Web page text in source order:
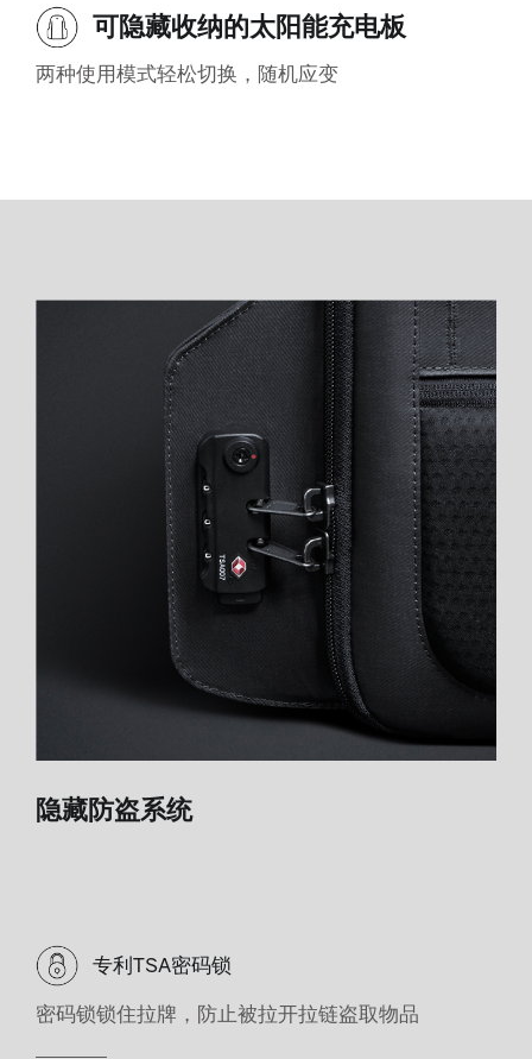
可隐藏收纳的太阳能充电板
两种使用模式轻松切换，随机应变
隐藏防盗系统
专利TSA密码锁
密码锁锁住拉牌，防止被拉开拉链盗取物品